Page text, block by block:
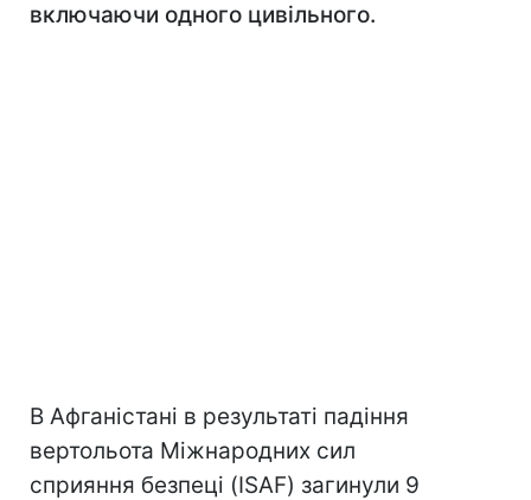
включаючи одного цивільного.
В Афганістані в результаті падіння
вертольота Міжнародних сил
сприяння безпеці (ISAF) загинули 9